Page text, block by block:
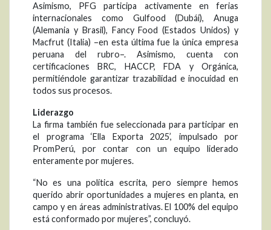
Asimismo, PFG participa activamente en ferias
internacionales como Gulfood (Dubái), Anuga
(Alemania y Brasil), Fancy Food (Estados Unidos) y
Macfrut (Italia) –en esta última fue la única empresa
peruana del rubro–. Asimismo, cuenta con
certificaciones BRC, HACCP, FDA y Orgánica,
permitiéndole garantizar trazabilidad e inocuidad en
todos sus procesos.
Liderazgo
La firma también fue seleccionada para participar en
el programa ‘Ella Exporta 2025’, impulsado por
PromPerú, por contar con un equipo liderado
enteramente por mujeres.
“No es una política escrita, pero siempre hemos
querido abrir oportunidades a mujeres en planta, en
campo y en áreas administrativas. El 100% del equipo
está conformado por mujeres”, concluyó.